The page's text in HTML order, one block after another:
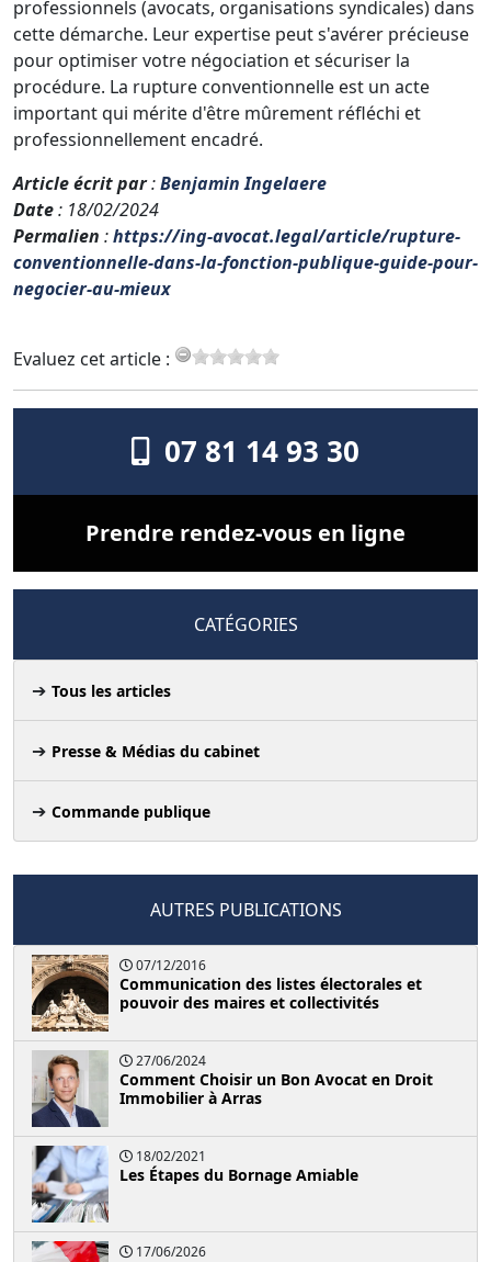
professionnels (avocats, organisations syndicales) dans
cette démarche. Leur expertise peut s'avérer précieuse
pour optimiser votre négociation et sécuriser la
procédure. La rupture conventionnelle est un acte
important qui mérite d'être mûrement réfléchi et
professionnellement encadré.
Article écrit par:Benjamin Ingelaere
Date: 18/02/2024
Permalien :https://ing-avocat.legal/article/rupture-
conventionnelle-dans-la-fonction-publique-guide-pour-
negocier-au-mieux
Evaluez cet article :
07 81 14 93 30
Prendre rendez-vous en ligne
CATÉGORIES
Tous les articles
Presse & Médias du cabinet
Commande publique
AUTRES PUBLICATIONS
07/12/2016
Communication des listes électorales et
pouvoir des maires et collectivités
27/06/2024
Comment Choisir un Bon Avocat en Droit
Immobilier à Arras
18/02/2021
Les Étapes du Bornage Amiable
17/06/2026